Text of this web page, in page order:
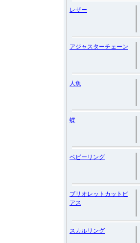
レザー
アジャスターチェーン
人魚
蝶
ベビーリング
ブリオレットカットピ
アス
スカルリング